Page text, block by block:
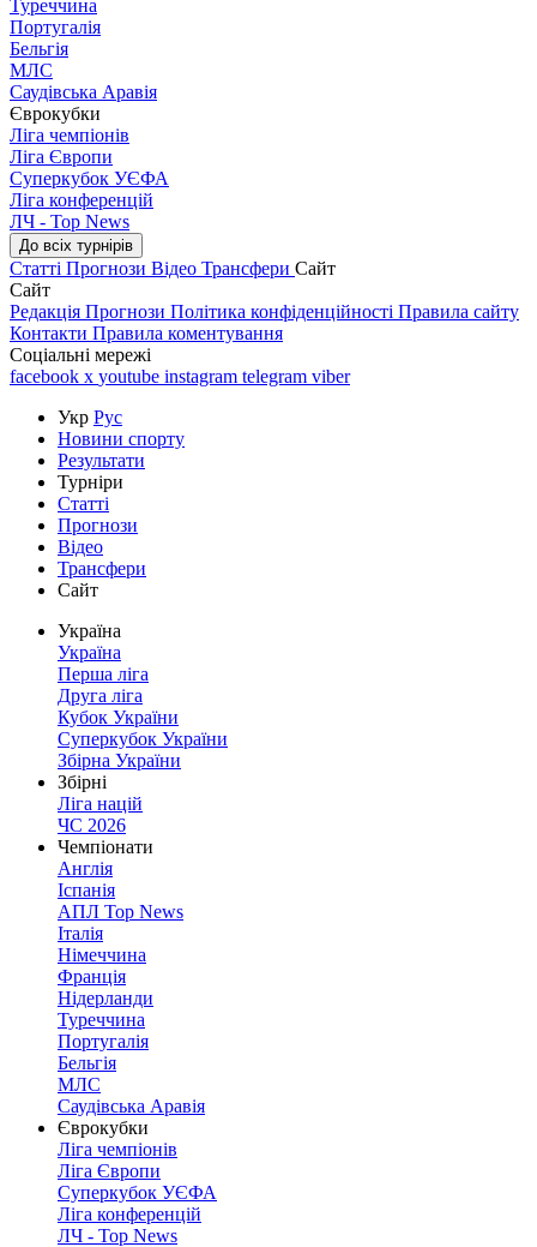
Туреччина
Португалія
Бельгія
МЛС
Саудівська Аравія
Єврокубки
Ліга чемпіонів
Ліга Європи
Суперкубок УЄФА
Ліга конференцій
ЛЧ - Top News
До всіх турнірів
Статті Прогнози Відео Трансфери Сайт
Сайт
Редакція Прогнози Політика конфіденційності Правила сайту
Контакти Правила коментування
Соціальні мережі
facebook x youtube instagram telegram viber
Укр Рус
Новини спорту
Результати
Турніри
Статті
Прогнози
Відео
Трансфери
Сайт
Україна
Україна
Перша ліга
Друга ліга
Кубок України
Суперкубок України
Збірна України
Збірні
Ліга націй
ЧС 2026
Чемпіонати
Англія
Іспанія
АПЛ Top News
Італія
Німеччина
Франція
Нідерланди
Туреччина
Португалія
Бельгія
МЛС
Саудівська Аравія
Єврокубки
Ліга чемпіонів
Ліга Європи
Суперкубок УЄФА
Ліга конференцій
ЛЧ - Top News